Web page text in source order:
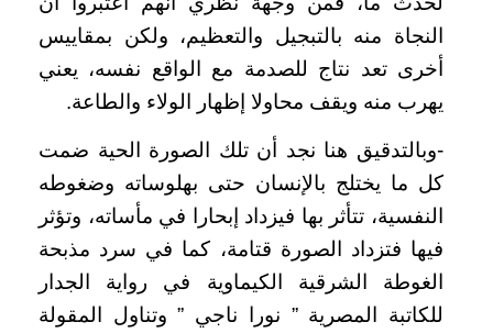
النجاة منه بالتبجيل والتعظيم، ولكن بمقاييس
أخرى تعد نتاج للصدمة مع الواقع نفسه، يعني
يهرب منه ويقف محاولا إظهار الولاء والطاعة.
-وبالتدقيق هنا نجد أن تلك الصورة الحية ضمت
كل ما يختلج بالإنسان حتى بهلوساته وضغوطه
النفسية، تتأثر بها فيزداد إبحارا في مأساته، وتؤثر
فيها فتزداد الصورة قتامة، كما في سرد مذبحة
الغوطة الشرقية الكيماوية في رواية الجدار
للكاتبة المصرية ” نورا ناجي ” وتناول المقولة